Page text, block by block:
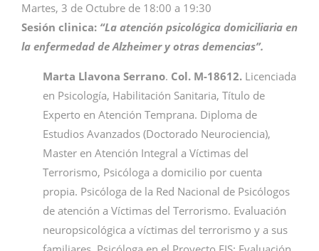
Martes, 3 de Octubre de 18:00 a 19:30
Sesión clinica: “La atención psicológica domiciliaria en
la enfermedad de Alzheimer y otras demencias”.
Marta Llavona Serrano. Col. M-18612. Licenciada
en Psicología, Habilitación Sanitaria, Título de
Experto en Atención Temprana. Diploma de
Estudios Avanzados (Doctorado Neurociencia),
Master en Atención Integral a Víctimas del
Terrorismo, Psicóloga a domicilio por cuenta
propia. Psicóloga de la Red Nacional de Psicólogos
de atención a Víctimas del Terrorismo. Evaluación
neuropsicológica a víctimas del terrorismo y a sus